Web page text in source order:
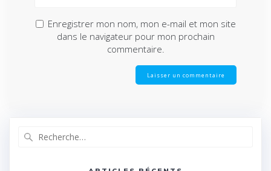
Enregistrer mon nom, mon e-mail et mon site
dans le navigateur pour mon prochain
commentaire.